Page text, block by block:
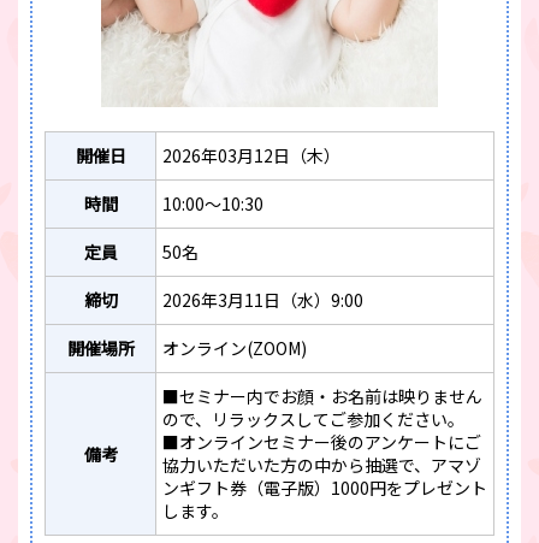
開催日
2026年03月12日（木）
時間
10:00～10:30
定員
50名
締切
2026年3月11日（水）9:00
開催場所
オンライン(ZOOM)
備考
■セミナー内でお顔・お名前は映りません
ので、リラックスしてご参加ください。
■オンラインセミナー後のアンケートにご
協力いただいた方の中から抽選で、アマゾ
ンギフト券（電子版）1000円をプレゼント
します。